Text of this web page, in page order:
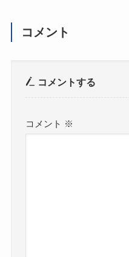
コメント
コメントする
コメント ※